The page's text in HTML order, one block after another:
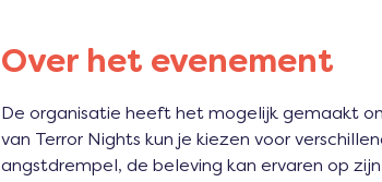
Over het evenement
De organisatie heeft het mogelijk gemaakt
van Terror Nights kun je kiezen voor
angstdrempel, de beleving kan ervaren op